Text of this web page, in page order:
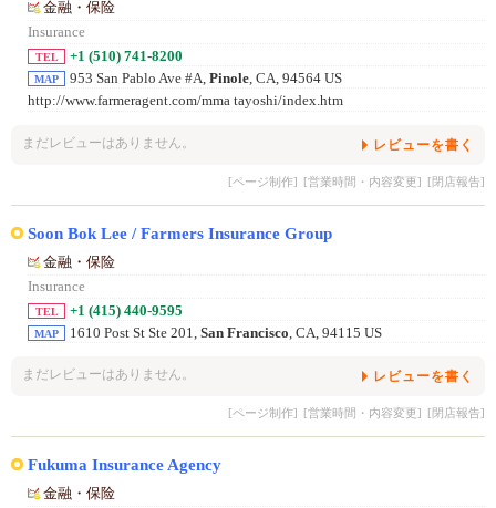
金融・保险
Insurance
TEL +1 (510) 741-8200
MAP 953 San Pablo Ave #A, Pinole, CA, 94564 US
http://www.farmeragent.com/mma tayoshi/index.htm
まだレビューはありません。 レビューを書く
[ページ制作] [営業時間・内容変更] [閉店報告]
Soon Bok Lee / Farmers Insurance Group
金融・保险
Insurance
TEL +1 (415) 440-9595
MAP 1610 Post St Ste 201, San Francisco, CA, 94115 US
まだレビューはありません。 レビューを書く
[ページ制作] [営業時間・内容変更] [閉店報告]
Fukuma Insurance Agency
金融・保险